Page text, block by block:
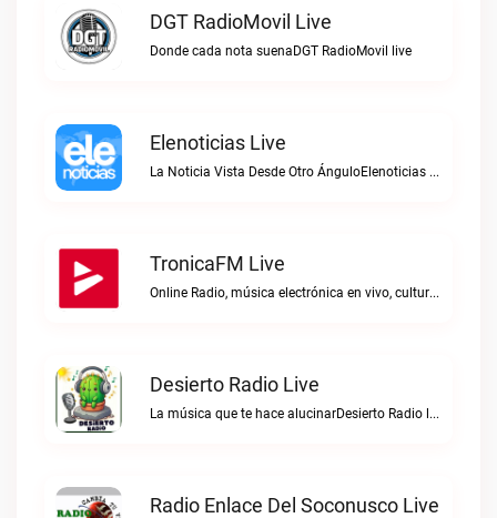
DGT RadioMovil Live
Donde cada nota suenaDGT RadioMovil live
Elenoticias Live
La Noticia Vista Desde Otro ÁnguloElenoticias live
TronicaFM Live
Online Radio, música electrónica en vivo, cultura electrónica, Top 10 semanal, videos, descargasTronicaFM live
Desierto Radio Live
La música que te hace alucinarDesierto Radio live
Radio Enlace Del Soconusco Live